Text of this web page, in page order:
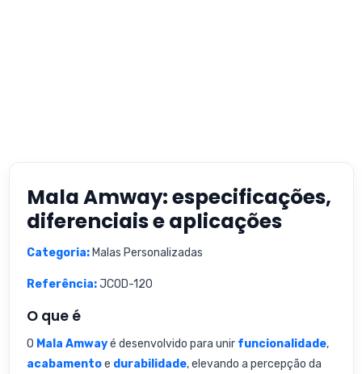
Mala Amway: especificações,
diferenciais e aplicações
Categoria:Malas Personalizadas
Referência:JCOD-120
O que é
O Mala Amwayé desenvolvido para unir funcionalidade,
acabamentoe durabilidade, elevando a percepção da